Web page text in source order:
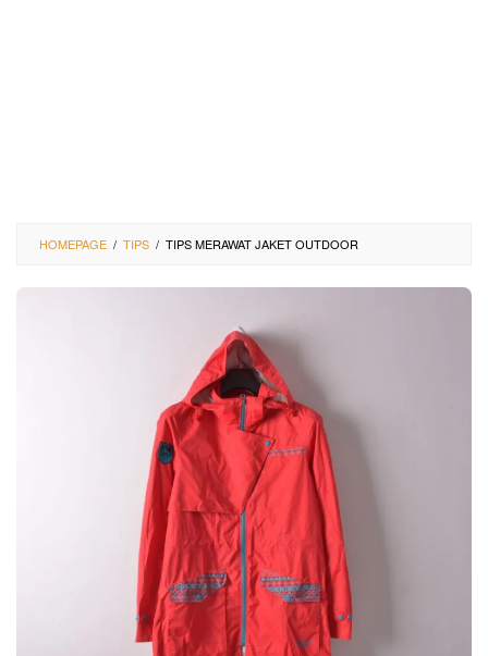
HOMEPAGE / TIPS / TIPS MERAWAT JAKET OUTDOOR